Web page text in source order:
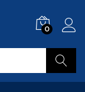
0